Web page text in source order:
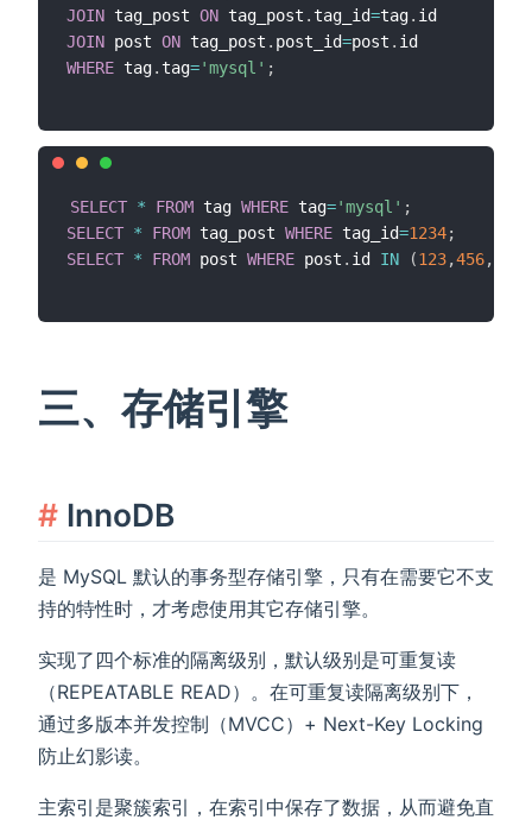
JOIN tag_post ON tag_post . tag_id=tag.
JOIN post ON tag_post . post_id=post .
WHERE tag. tag='mysql' ;
SELECT * FROM tag WHERE tag='mysql' ;
SELECT * FROM tag_post WHERE tag_id=1234;
SELECT * FROM post WHERE post . id IN (123,456,
三、存储引擎
InnoDB
是 MySQL 默认的事务型存储引擎，只有在需要它不支
持的特性时，才考虑使用其它存储引擎。
实现了四个标准的隔离级别，默认级别是可重复读
（REPEATABLE READ）。在可重复读隔离级别下，
通过多版本并发控制（MVCC）+ Next-Key Locking
防止幻影读。
主索引是聚簇索引，在索引中保存了数据，从而避免直